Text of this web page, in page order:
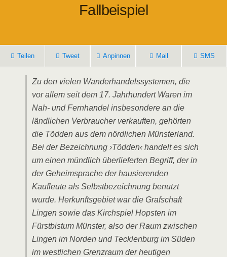
Fallbeispiel
Teilen Tweet Anpinnen Mail SMS
Zu den vielen Wanderhandelssystemen, die
vor allem seit dem 17. Jahrhundert Waren im
Nah- und Fernhandel insbesondere an die
ländlichen Verbraucher verkauften, gehörten
die Tödden aus dem nördlichen Münsterland.
Bei der Bezeichnung ›Tödden‹ handelt es sich
um einen mündlich überlieferten Begriff, der in
der Geheimsprache der hausierenden
Kaufleute als Selbstbezeichnung benutzt
wurde. Herkunftsgebiet war die Grafschaft
Lingen sowie das Kirchspiel Hopsten im
Fürstbistum Münster, also der Raum zwischen
Lingen im Norden und Tecklenburg im Süden
im westlichen Grenzraum der heutigen